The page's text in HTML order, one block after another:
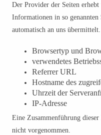
Der Provider der Seiten erhebt
Informationen in so
automatisch an uns
Browsertyp und
verwendetes
Referrer URL
Hostname des
Uhrzeit der
IP-Adresse
Eine Zusammenführung
nicht vorgenommen.